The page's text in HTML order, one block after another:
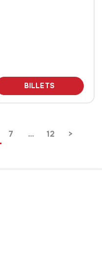
EMILIE-CLAIRE
BILLETS DES
7 … 12